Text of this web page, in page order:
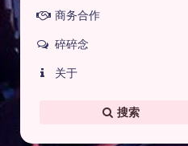
商务合作
碎碎念
关于
搜索